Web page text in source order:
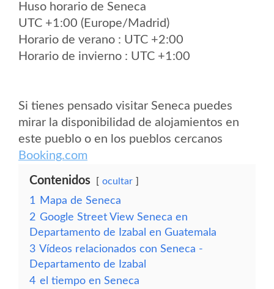
Huso horario de Seneca
UTC +1:00 (Europe/Madrid)
Horario de verano : UTC +2:00
Horario de invierno : UTC +1:00
Si tienes pensado visitar Seneca puedes
mirar la disponibilidad de alojamientos en
este pueblo o en los pueblos cercanos
Booking.com
Contenidos ocultar
1
Mapa de Seneca
2 Google Street View Seneca en
Departamento de Izabal en Guatemala
3 Vídeos relacionados con Seneca -
Departamento de Izabal
4 el tiempo en Seneca